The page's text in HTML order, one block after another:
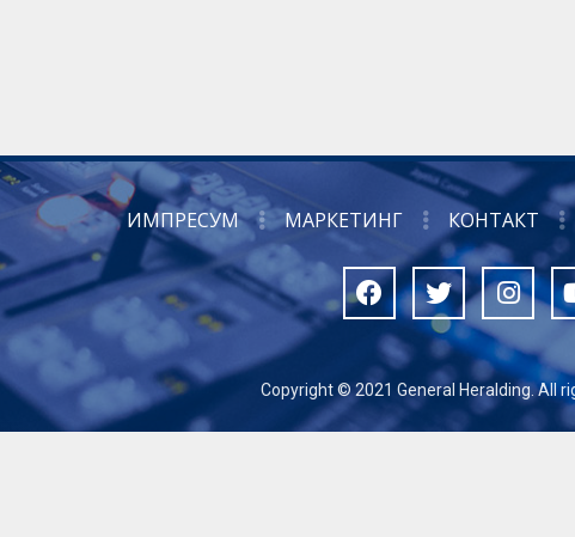
ИМПРЕСУМ МАРКЕТИНГ КОНТАКТ
Copyright © 2021 General Heralding. All